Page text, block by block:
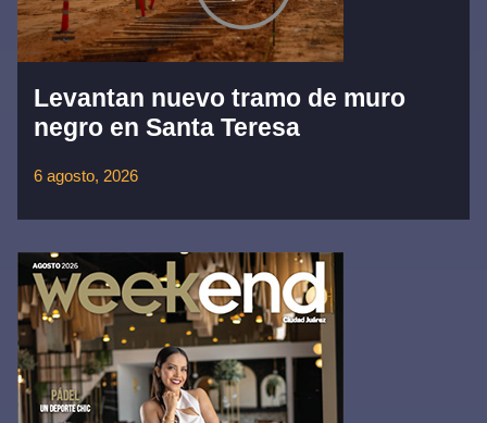
Levantan nuevo tramo de muro
negro en Santa Teresa
6 agosto, 2026